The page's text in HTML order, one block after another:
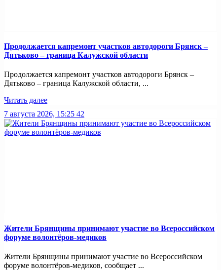
Продолжается капремонт участков автодороги Брянск –
Дятьково – граница Калужской области
Продолжается капремонт участков автодороги Брянск –
Дятьково – граница Калужской области, ...
Читать далее
7 августа 2026, 15:25 42
Жители Брянщины принимают участие во Всероссийском
форуме волонтёров-медиков
Жители Брянщины принимают участие во Всероссийском
форуме волонтёров-медиков, сообщает ...